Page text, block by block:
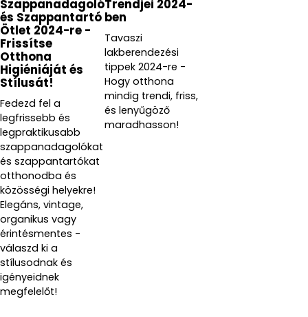
Szappanadagoló
és Szappantartó
Ötlet 2024-re -
Frissítse
Otthona
Higiéniáját és
Stílusát!
Fedezd fel a
legfrissebb és
legpraktikusabb
szappanadagolókat
és szappantartókat
otthonodba és
közösségi helyekre!
Elegáns, vintage,
organikus vagy
érintésmentes -
válaszd ki a
stílusodnak és
igényeidnek
megfelelőt!
Trendjei 2024-
ben
Tavaszi
lakberendezési
tippek 2024-re -
Hogy otthona
mindig trendi, friss,
és lenyűgöző
maradhasson!